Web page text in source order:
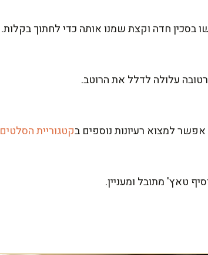
עלולה לדלל את הרוטב.
למצוא רעיונות נוספים בקטגוריית הסלטים
טאץ' מתובל ומעניין.